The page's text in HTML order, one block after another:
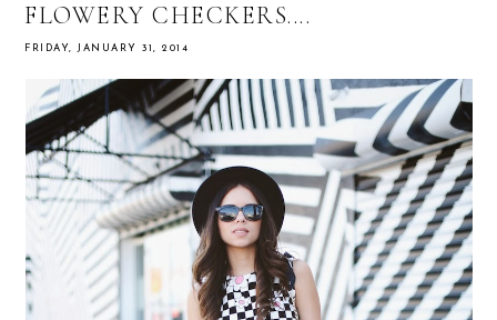
FLOWERY CHECKERS....
FRIDAY, JANUARY 31, 2014